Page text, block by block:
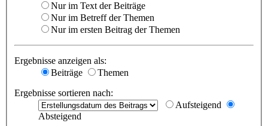
Nur im Text der Beiträge
Nur im Betreff der Themen
Nur im ersten Beitrag der Themen
Ergebnisse anzeigen als:
Beiträge
Themen
Ergebnisse sortieren nach:
Aufsteigend
Absteigend